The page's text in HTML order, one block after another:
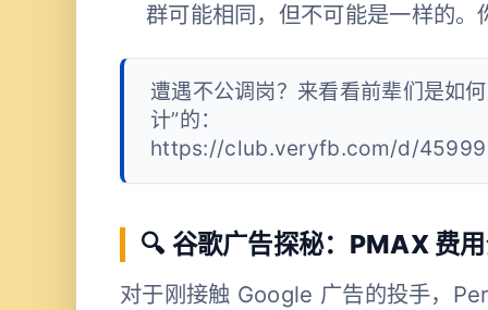
群可能相同，但不可能是一样的。
遭遇不公调岗？来看看前辈们是如
计”的：
https://club.veryfb.com/d/45999
🔍 谷歌广告探秘：PMAX 费
对于刚接触 Google 广告的投手，